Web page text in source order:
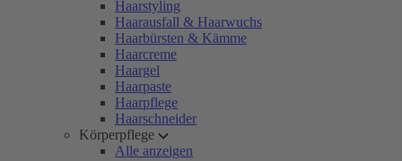
Haarstyling
Haarausfall & Haarwuchs
Haarbürsten & Kämme
Haarcreme
Haargel
Haarpaste
Haarpflege
Haarschneider
Körperpflege
Alle anzeigen